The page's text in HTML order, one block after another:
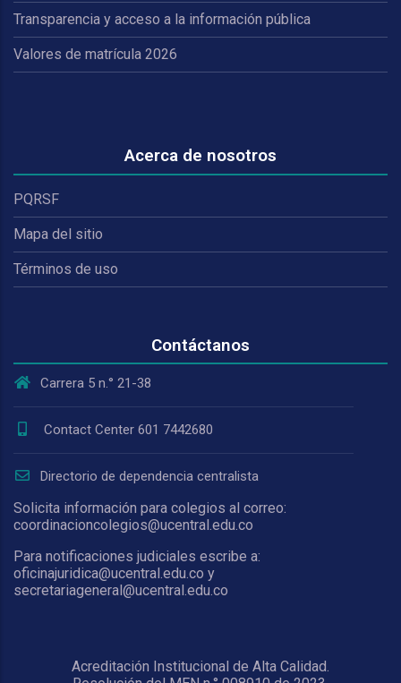
Transparencia y acceso a la información pública
Valores de matrícula 2026
Acerca de nosotros
PQRSF
Mapa del sitio
Términos de uso
Contáctanos
Carrera 5 n.° 21-38
Contact Center 601 7442680
Directorio de dependencia centralista
Solicita información para colegios al correo:
coordinacioncolegios@ucentral.edu.co
Para notificaciones judiciales escribe a:
oficinajuridica@ucentral.edu.co y
secretariageneral@ucentral.edu.co
Acreditación Institucional de Alta Calidad.